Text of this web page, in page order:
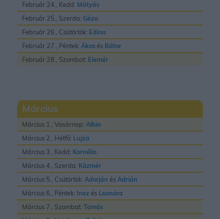
Február 24., Kedd: Mátyás
Február 25., Szerda: Géza
Február 26., Csütörtök: Edina
Február 27., Péntek: Ákos és Bátor
Február 28., Szombat: Elemér
Március
Március 1., Vasárnap: Albin
Március 2., Hétfő: Lujza
Március 3., Kedd: Kornélia
Március 4., Szerda: Kázmér
Március 5., Csütörtök: Adorján ésAdrián
Március 6., Péntek: Inez és Leonóra
Március 7., Szombat: Tamás